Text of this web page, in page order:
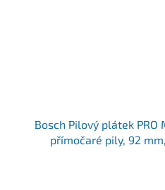
Bosch Pilový plátek PRO
přímočaré pily, 92